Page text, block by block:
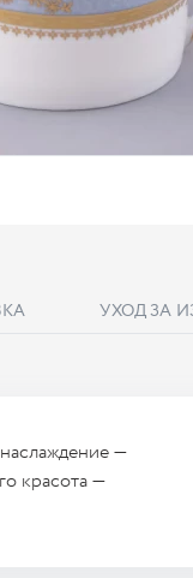
УХОД ЗА
—
красота —